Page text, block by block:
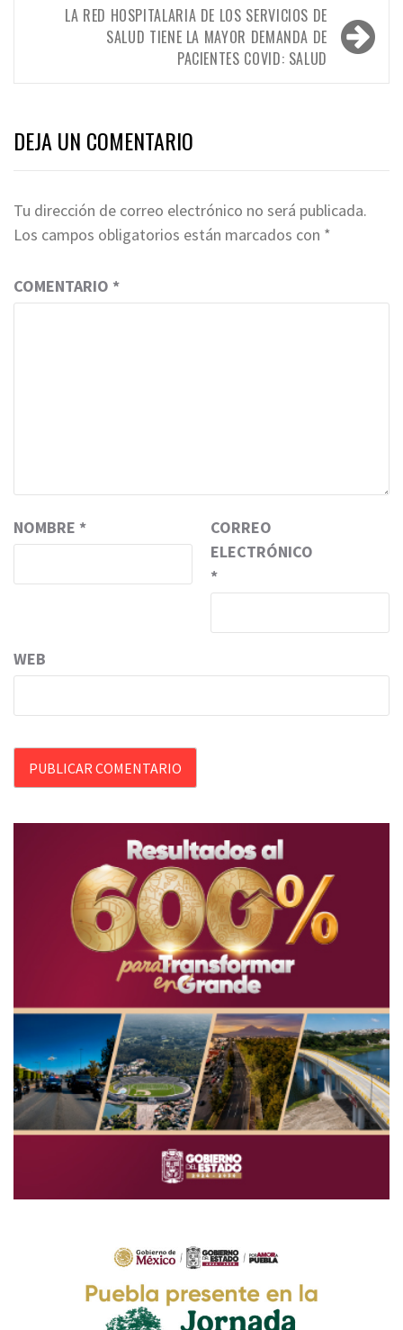
LA RED HOSPITALARIA DE LOS SERVICIOS DE
SALUD TIENE LA MAYOR DEMANDA DE
PACIENTES COVID: SALUD
DEJA UN COMENTARIO
Tu dirección de correo electrónico no será publicada.
Los campos obligatorios están marcados con *
COMENTARIO *
NOMBRE *
CORREO
ELECTRÓNICO
*
WEB